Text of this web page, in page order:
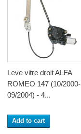
Leve vitre droit ALFA
ROMEO 147 (10/2000-
09/2004) - 4...
Add to cart